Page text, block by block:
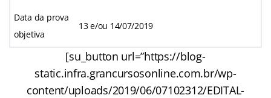
Data da prova
objetiva
13 e/ou 14/07/2019
[su_button url=”https://blog-
static.infra.grancursosonline.com.br/wp-
content/uploads/2019/06/07102312/EDITAL-